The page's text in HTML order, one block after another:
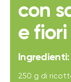
con
e
Ingredienti:
250 g di